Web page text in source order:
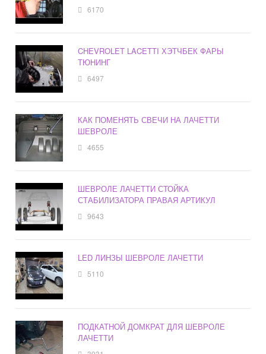
6170
CHEVROLET LACETTI ХЭТЧБЕК ФАРЫ
ТЮНИНГ
6497
КАК ПОМЕНЯТЬ СВЕЧИ НА ЛАЧЕТТИ
ШЕВРОЛЕ
4655
ШЕВРОЛЕ ЛАЧЕТТИ СТОЙКА
СТАБИЛИЗАТОРА ПРАВАЯ АРТИКУЛ
9643
LED ЛИНЗЫ ШЕВРОЛЕ ЛАЧЕТТИ
5110
ПОДКАТНОЙ ДОМКРАТ ДЛЯ ШЕВРОЛЕ
ЛАЧЕТТИ